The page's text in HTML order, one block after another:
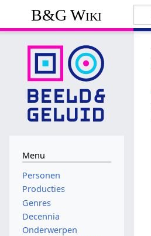
B&G Wiki
Menu
Personen
Producties
Genres
Decennia
Onderwerpen